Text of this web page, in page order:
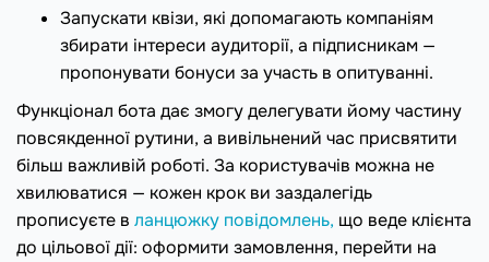
Запускати квізи, які допомагають компаніям
збирати інтереси аудиторії, а підписникам —
пропонувати бонуси за участь в опитуванні.
Функціонал бота дає змогу делегувати йому частину
повсякденної рутини, а вивільнений час присвятити
більш важливій роботі. За користувачів можна не
хвилюватися — кожен крок ви заздалегідь
прописуєте в ланцюжку повідомлень, що веде клієнта
до цільової дії: оформити замовлення, перейти на